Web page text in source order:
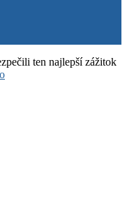
ten najlepší zážitok